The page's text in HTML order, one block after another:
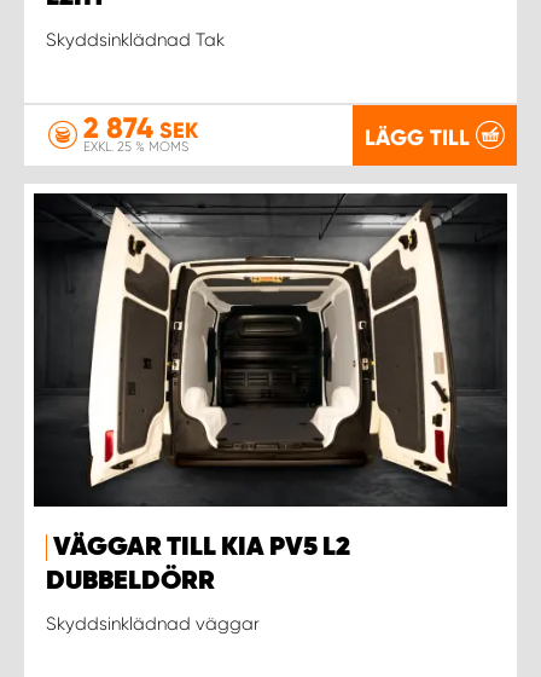
Skyddsinklädnad Tak
2 874 SEK
EXKL. 25 % MOMS LÄGG TILL
VÄGGAR TILL KIA PV5 L2
DUBBELDÖRR
Skyddsinklädnad väggar